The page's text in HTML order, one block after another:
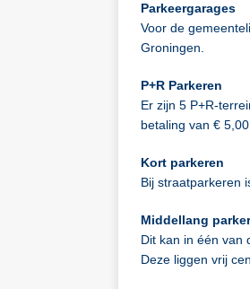
Parkeergarages
Voor de
Groningen.
P+R Parkeren
Er zijn 5 P+R-
betaling van €
Kort parkeren
Bij straatparkeren
Middellang
Dit kan in één van
Deze liggen vrij